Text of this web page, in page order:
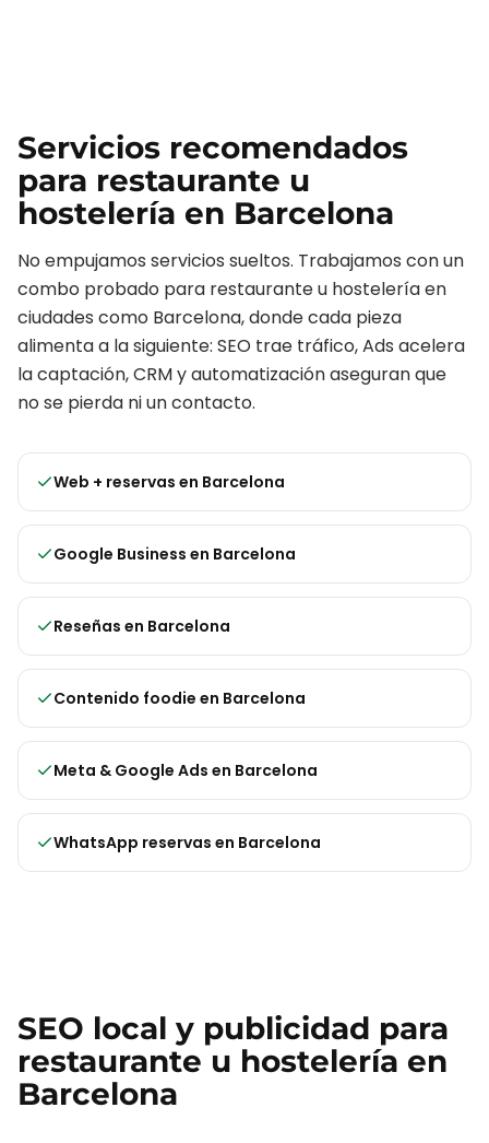
Servicios recomendados
para restaurante u
hostelería en Barcelona
No empujamos servicios sueltos. Trabajamos con un
combo probado para restaurante u hosteleríaen
ciudades como Barcelona, donde cada pieza
alimenta a la siguiente: SEO trae tráfico, Ads acelera
la captación, CRM y automatización aseguran que
no se pierda ni un contacto.
Web + reservas en Barcelona
Google Business en Barcelona
Reseñas en Barcelona
Contenido foodie en Barcelona
Meta & Google Ads en Barcelona
WhatsApp reservas en Barcelona
SEO local y publicidad para
restaurante u hostelería en
Barcelona